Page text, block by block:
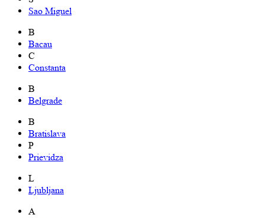
Sao Miguel
B
Bacau
C
Constanta
B
Belgrade
B
Bratislava
P
Prievidza
L
Ljubljana
A